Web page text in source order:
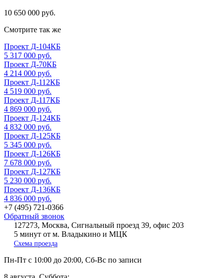
10 650 000 руб.
Смотрите так же
Проект Д-104КБ
5 317 000 руб.
Проект Д-70КБ
4 214 000 руб.
Проект Д-112КБ
4 519 000 руб.
Проект Д-117КБ
4 869 000 руб.
Проект Д-124КБ
4 832 000 руб.
Проект Д-125КБ
5 345 000 руб.
Проект Д-126КБ
7 678 000 руб.
Проект Д-127КБ
5 230 000 руб.
Проект Д-136КБ
4 836 000 руб.
+7 (495) 721-0366
Обратный звонок
127273, Москва, Сигнальный проезд 39, офис 203
5 минут от м. Владыкино и МЦК
Схема проезда
Пн-Пт с 10:00 до 20:00, Сб-Вс по записи